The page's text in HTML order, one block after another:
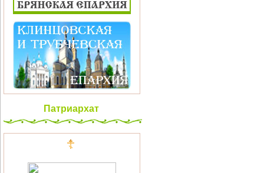
Патриархат